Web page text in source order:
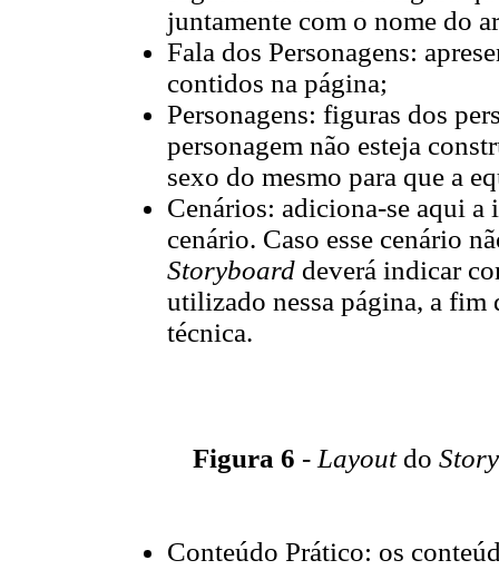
juntamente com o nome do
Fala dos Personagens:
contidos na página;
Personagens: figuras dos
personagem não esteja
sexo do mesmo para que a
Cenários: adiciona-se aqui a
cenário. Caso esse cenário
Storyboard deverá indicar
utilizado nessa página, a fim
técnica.
Figura 6 - Layoutdo
Conteúdo Prático: os